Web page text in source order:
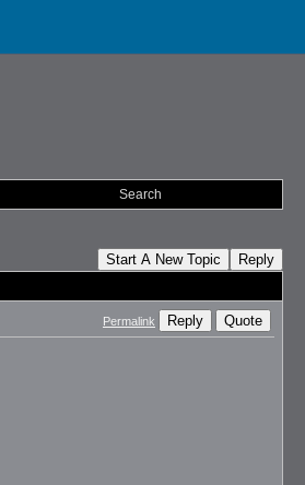
Search
Start A New Topic Reply
Permalink Reply Quote